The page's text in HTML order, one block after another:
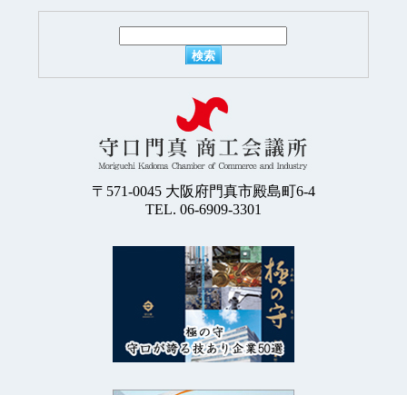
〒571-0045大阪府門真市殿島町6-4
TEL. 06-6909-3301